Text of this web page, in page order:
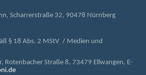
Scharrerstraße 32, 90478 Nürnberg
§ 18 Abs. 2 MStV / Medien und
Rotenbacher Straße 8, 73479 Ellwangen, E-